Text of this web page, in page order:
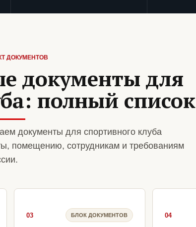
ДОКУМЕНТОВ
документы для
полный список
документы для спортивного клуба
помещению, сотрудникам и требованиям
03 БЛОК ДОКУМЕНТОВ 04